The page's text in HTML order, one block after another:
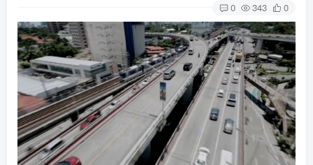
0 343 0